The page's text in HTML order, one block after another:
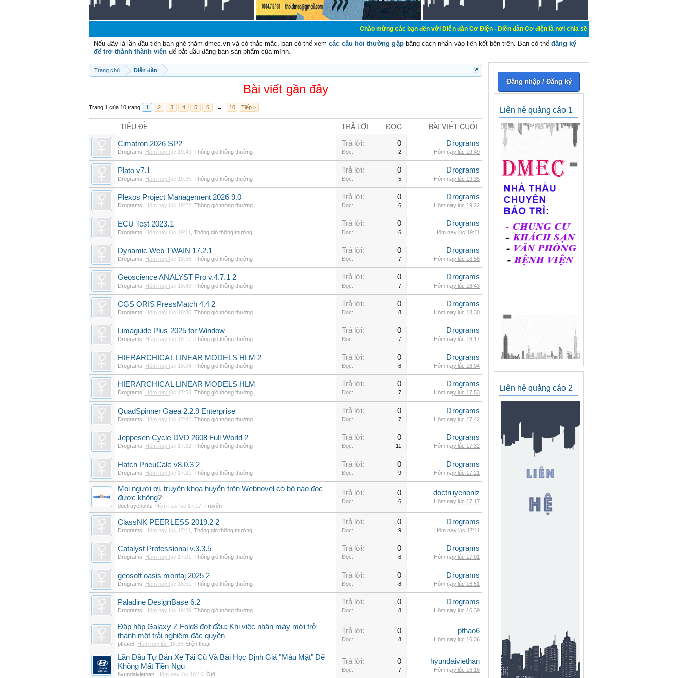
Chào mừng các bạn đến với Diễn đàn Cơ Điện - Diễn đàn Cơ điện là nơi chia sẽ kiến thức kinh nghiệm trong lãnh vực
Nếu đây là lần đầu tiên bạn ghé thăm dmec.vn và có thắc mắc, bạn có thể xem các câu hỏi thường gặp bằng cách nhấn vào liên kết bên trên. Bạn có thể đăng ký
để trở thành thành viên để bắt đầu đăng bán sản phẩm của mình.
Trang chủ Diễn đàn
Bài viết gần đây
Trang 1 của 10 trang 1 2 3 4 5 6 → 10 Tiếp >
TIÊU ĐỀ TRẢ LỜI ĐỌC BÀI VIẾT CUỐI
Cimatron 2026 SP2
Drograms Hôm nay lúc 19:49 Thông gió thông thường
Trả lời: 0
Đọc: 2
Drograms
Hôm nay lúc 19:49
Plato v7.1
Drograms Hôm nay lúc 19:35 Thông gió thông thường
Trả lời: 0
Đọc: 5
Drograms
Hôm nay lúc 19:35
Plexos Project Management 2026 9.0
Drograms Hôm nay lúc 19:22 Thông gió thông thường
Trả lời: 0
Đọc: 6
Drograms
Hôm nay lúc 19:22
ECU Test 2023.1
Drograms Hôm nay lúc 19:11 Thông gió thông thường
Trả lời: 0
Đọc: 6
Drograms
Hôm nay lúc 19:11
Dynamic Web TWAIN 17.2.1
Drograms Hôm nay lúc 18:56 Thông gió thông thường
Trả lời: 0
Đọc: 7
Drograms
Hôm nay lúc 18:56
Geoscience ANALYST Pro v.4.7.1 2
Drograms Hôm nay lúc 18:43 Thông gió thông thường
Trả lời: 0
Đọc: 7
Drograms
Hôm nay lúc 18:43
CGS ORIS PressMatch 4.4 2
Drograms Hôm nay lúc 18:30 Thông gió thông thường
Trả lời: 0
Đọc: 8
Drograms
Hôm nay lúc 18:30
Limaguide Plus 2025 for Window
Drograms Hôm nay lúc 18:17 Thông gió thông thường
Trả lời: 0
Đọc: 7
Drograms
Hôm nay lúc 18:17
HIERARCHICAL LINEAR MODELS HLM 2
Drograms Hôm nay lúc 18:04 Thông gió thông thường
Trả lời: 0
Đọc: 6
Drograms
Hôm nay lúc 18:04
HIERARCHICAL LINEAR MODELS HLM
Drograms Hôm nay lúc 17:53 Thông gió thông thường
Trả lời: 0
Đọc: 7
Drograms
Hôm nay lúc 17:53
QuadSpinner Gaea 2.2.9 Enterprise
Drograms Hôm nay lúc 17:42 Thông gió thông thường
Trả lời: 0
Đọc: 7
Drograms
Hôm nay lúc 17:42
Jeppesen Cycle DVD 2608 Full World 2
Drograms Hôm nay lúc 17:32 Thông gió thông thường
Trả lời: 0
Đọc: 11
Drograms
Hôm nay lúc 17:32
Hatch PneuCalc v8.0.3 2
Drograms Hôm nay lúc 17:21 Thông gió thông thường
Trả lời: 0
Đọc: 9
Drograms
Hôm nay lúc 17:21
Mọi người ơi, truyện khoa huyễn trên Webnovel có bộ nào đọc
được không?
doctruyenonlz Hôm nay lúc 17:17 Truyện
Trả lời: 0
Đọc: 6
doctruyenonlz
Hôm nay lúc 17:17
ClassNK PEERLESS 2019.2 2
Drograms Hôm nay lúc 17:11 Thông gió thông thường
Trả lời: 0
Đọc: 9
Drograms
Hôm nay lúc 17:11
Catalyst Professional v.3.3.5
Drograms Hôm nay lúc 17:01 Thông gió thông thường
Trả lời: 0
Đọc: 6
Drograms
Hôm nay lúc 17:01
geosoft oasis montaj 2025 2
Drograms Hôm nay lúc 16:51 Thông gió thông thường
Trả lời: 0
Đọc: 8
Drograms
Hôm nay lúc 16:51
Paladine DesignBase 6.2
Drograms Hôm nay lúc 16:39 Thông gió thông thường
Trả lời: 0
Đọc: 8
Drograms
Hôm nay lúc 16:39
Đập hộp Galaxy Z Fold8 đợt đầu: Khi việc nhận máy mới trở
thành một trải nghiệm đặc quyền
pthao6 Hôm nay lúc 16:36 Điện thoại
Trả lời: 0
Đọc: 8
pthao6
Hôm nay lúc 16:36
Lần Đầu Tự Bán Xe Tải Cũ Và Bài Học Định Giá "Máu Mặt" Để
Không Mất Tiền Ngu
hyundaiviethan Hôm nay lúc 16:16 Ôtô
Trả lời: 0
Đọc: 7
hyundaiviethan
Hôm nay lúc 16:16
Đăng nhập / Đăng ký
Liên hệ quảng cáo 1
Liên hệ quảng cáo 2